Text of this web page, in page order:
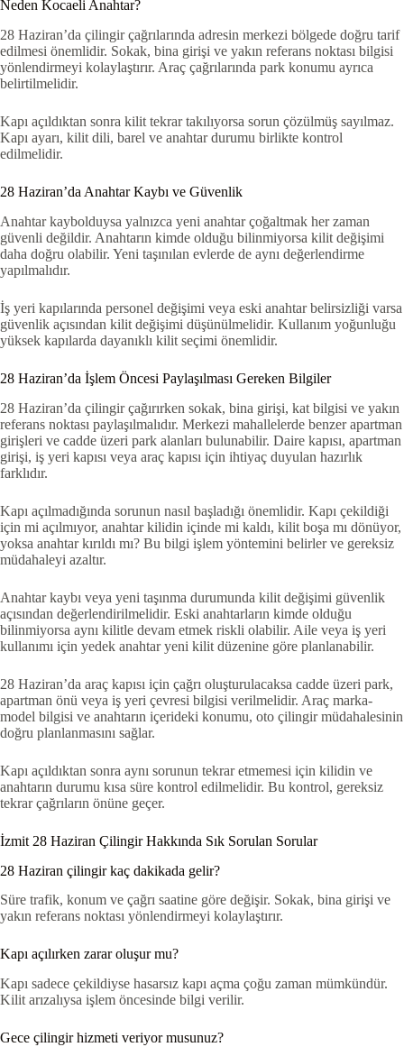
Neden Kocaeli Anahtar?
28 Haziran’da çilingir çağrılarında adresin merkezi bölgede doğru tarif
edilmesi önemlidir. Sokak, bina girişi ve yakın referans noktası bilgisi
yönlendirmeyi kolaylaştırır. Araç çağrılarında park konumu ayrıca
belirtilmelidir.
Kapı açıldıktan sonra kilit tekrar takılıyorsa sorun çözülmüş sayılmaz.
Kapı ayarı, kilit dili, barel ve anahtar durumu birlikte kontrol
edilmelidir.
28 Haziran’da Anahtar Kaybı ve Güvenlik
Anahtar kaybolduysa yalnızca yeni anahtar çoğaltmak her zaman
güvenli değildir. Anahtarın kimde olduğu bilinmiyorsa kilit değişimi
daha doğru olabilir. Yeni taşınılan evlerde de aynı değerlendirme
yapılmalıdır.
İş yeri kapılarında personel değişimi veya eski anahtar belirsizliği varsa
güvenlik açısından kilit değişimi düşünülmelidir. Kullanım yoğunluğu
yüksek kapılarda dayanıklı kilit seçimi önemlidir.
28 Haziran’da İşlem Öncesi Paylaşılması Gereken Bilgiler
28 Haziran’da çilingir çağırırken sokak, bina girişi, kat bilgisi ve yakın
referans noktası paylaşılmalıdır. Merkezi mahallelerde benzer apartman
girişleri ve cadde üzeri park alanları bulunabilir. Daire kapısı, apartman
girişi, iş yeri kapısı veya araç kapısı için ihtiyaç duyulan hazırlık
farklıdır.
Kapı açılmadığında sorunun nasıl başladığı önemlidir. Kapı çekildiği
için mi açılmıyor, anahtar kilidin içinde mi kaldı, kilit boşa mı dönüyor,
yoksa anahtar kırıldı mı? Bu bilgi işlem yöntemini belirler ve gereksiz
müdahaleyi azaltır.
Anahtar kaybı veya yeni taşınma durumunda kilit değişimi güvenlik
açısından değerlendirilmelidir. Eski anahtarların kimde olduğu
bilinmiyorsa aynı kilitle devam etmek riskli olabilir. Aile veya iş yeri
kullanımı için yedek anahtar yeni kilit düzenine göre planlanabilir.
28 Haziran’da araç kapısı için çağrı oluşturulacaksa cadde üzeri park,
apartman önü veya iş yeri çevresi bilgisi verilmelidir. Araç marka-
model bilgisi ve anahtarın içerideki konumu, oto çilingir müdahalesinin
doğru planlanmasını sağlar.
Kapı açıldıktan sonra aynı sorunun tekrar etmemesi için kilidin ve
anahtarın durumu kısa süre kontrol edilmelidir. Bu kontrol, gereksiz
tekrar çağrıların önüne geçer.
İzmit 28 Haziran Çilingir Hakkında Sık Sorulan Sorular
28 Haziran çilingir kaç dakikada gelir?
Süre trafik, konum ve çağrı saatine göre değişir. Sokak, bina girişi ve
yakın referans noktası yönlendirmeyi kolaylaştırır.
Kapı açılırken zarar oluşur mu?
Kapı sadece çekildiyse hasarsız kapı açma çoğu zaman mümkündür.
Kilit arızalıysa işlem öncesinde bilgi verilir.
Gece çilingir hizmeti veriyor musunuz?